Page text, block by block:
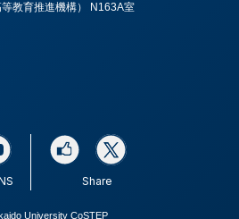
教育推進機構） N163A室
Share
University CoSTEP